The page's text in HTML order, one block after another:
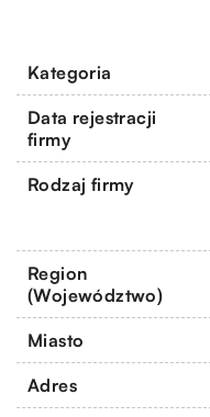
Kategoria
Data rejestracji
firmy
Rodzaj firmy
Region
(Województwo)
Miasto
Adres